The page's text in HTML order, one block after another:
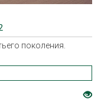
поколения.